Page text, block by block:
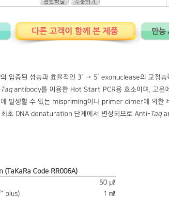
입증된 성능과 효율적인 3’ → 5’ exonuclease의 교정
Taqantibody를 이용한 Hot Start PCR용 효소이며, 고온
발생할 수 있는 mispriming이나 primer dimer에 의한
초 DNA denaturation 단계에서 변성되므로 Anti-Taq
Code RR006A)
50 ㎕
plus)
1 ㎖